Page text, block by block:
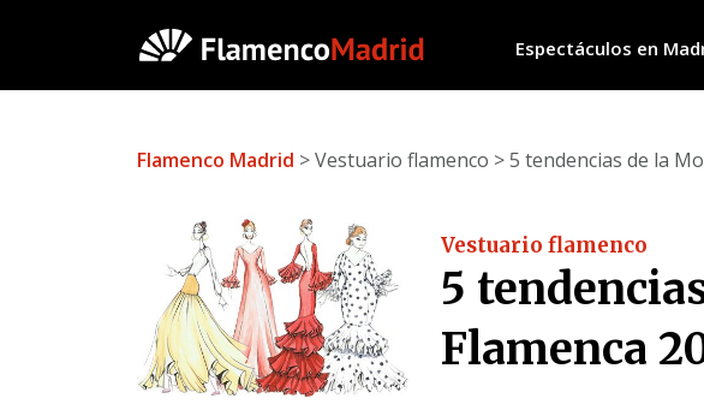
Espectáculos en
Flamenco Madrid > Vestuario flamenco > 5 tendencias de la
Vestuario flamenco
5
Flamenca